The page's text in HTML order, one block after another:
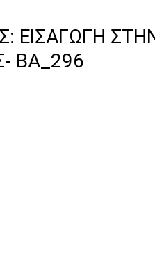
ΒΑ_296